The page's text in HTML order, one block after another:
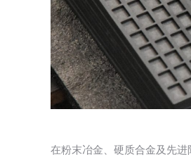
在粉末冶金、硬质合金及先